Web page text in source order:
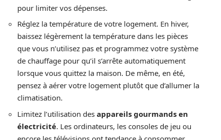
pour limiter vos dépenses.
Réglez la température de votre logement. En hiver,
baissez légèrement la température dans les pièces
que vous n’utilisez pas et programmez votre système
de chauffage pour qu’il s’arrête automatiquement
lorsque vous quittez la maison. De même, en été,
pensez à aérer votre logement plutôt que d’allumer la
climatisation.
Limitez l’utilisation des appareils gourmands en
électricité. Les ordinateurs, les consoles de jeu ou